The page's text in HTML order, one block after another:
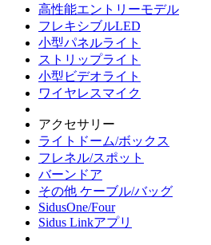
高性能エントリーモデル
フレキシブルLED
小型パネルライト
ストリップライト
小型ビデオライト
ワイヤレスマイク
アクセサリー
ライトドーム/ボックス
フレネル/スポット
バーンドア
その他 ケーブル/バッグ
SidusOne/Four
Sidus Linkアプリ